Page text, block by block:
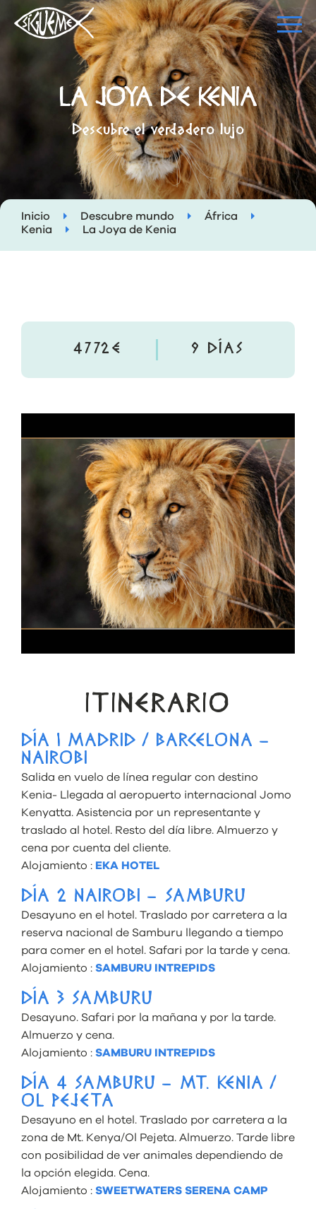
LA JOYA DE KENIA
Descubre el verdadero lujo
Inicio Descubre mundo
África
Kenia
La Joya de Kenia
4772€ 9 DÍAS
ITINERARIO
DÍA 1 MADRID / BARCELONA –
NAIROBI
Salida en vuelo de línea regular con destino
Kenia- Llegada al aeropuerto internacional Jomo
Kenyatta. Asistencia por un representante y
traslado al hotel. Resto del día libre. Almuerzo y
cena por cuenta del cliente.
Alojamiento : EKA HOTEL
DÍA 2 NAIROBI – SAMBURU
Desayuno en el hotel. Traslado por carretera a la
reserva nacional de Samburu llegando a tiempo
para comer en el hotel. Safari por la tarde y cena.
Alojamiento : SAMBURU INTREPIDS
DÍA 3 SAMBURU
Desayuno. Safari por la mañana y por la tarde.
Almuerzo y cena.
Alojamiento : SAMBURU INTREPIDS
DÍA 4 SAMBURU – MT. KENIA /
OL PEJETA
Desayuno en el hotel. Traslado por carretera a la
zona de Mt. Kenya/Ol Pejeta. Almuerzo. Tarde libre
con posibilidad de ver animales dependiendo de
la opción elegida. Cena.
Alojamiento : SWEETWATERS SERENA CAMP